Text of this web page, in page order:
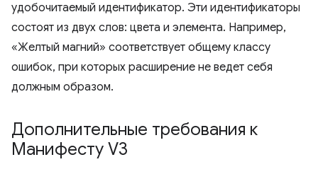
удобочитаемый идентификатор. Эти идентификаторы
состоят из двух слов: цвета и элемента. Например,
«Желтый магний» соответствует общему классу
ошибок, при которых расширение не ведет себя
должным образом.
Дополнительные требования к
Манифесту V3